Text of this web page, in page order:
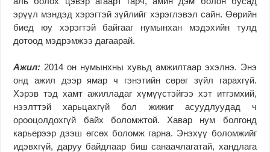
эрүүл мэндэд хэрэгтэй зүйлийг хэрэглэвэл сайн. Өөрийн
биед юу хэрэгтэй байгааг нумынхан мэдэхийн тулд
дотоод мэдрэмжээ дагаарай.
Ажил: 2014 он нумынхны хувьд амжилтаар эхэлнэ. Энэ
онд ажил дээр ямар ч гэнэтийн сөрөг зүйл гарахгүй.
Хэрэв тэд хамт ажилладаг хүмүүстэйгээ хэт итгэмхий,
нээлттэй харьцахгүй бол жижиг асуудлуудад ч
орооцолдохгүй байх боломжтой. Хавар нум болгонд
карьерээр дээш өгсөх боломж гарна. Энэхүү боломжийг
идэвхгүй, даруу байдлаар биш санаачлагатай, хандлага